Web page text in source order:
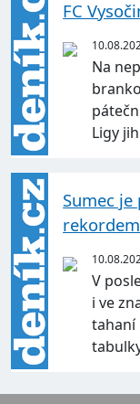
FC
Na
Ligy
Sumec
V
i ve
tahaní